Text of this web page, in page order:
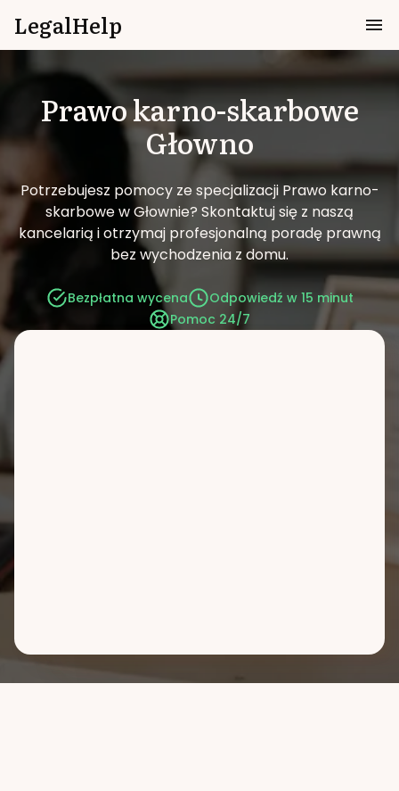
LegalHelp
Prawo karno-skarbowe
Głowno
Potrzebujesz pomocy ze specjalizacji Prawo karno-
skarbowe w Głownie? Skontaktuj się z naszą
kancelarią i otrzymaj profesjonalną poradę prawną
bez wychodzenia z domu.
Bezpłatna wycena
Odpowiedź w 15 minut
Pomoc 24/7